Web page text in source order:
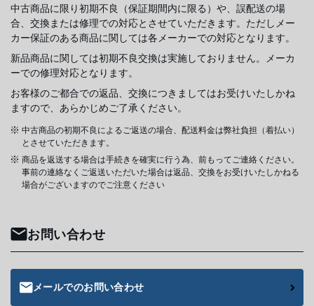
中古商品に限り初期不良（保証期間内に限る）や、誤配送の場
合、交換または修理での対応とさせていただきます。ただしメー
カー保証のある商品に関しては各メーカーでの対応となります。
新品商品に関しては初期不良交換は実施しておりません。メーカ
ーでの修理対応となります。
お客様のご都合での返品、交換につきましてはお受けいたしかね
ますので、あらかじめご了承ください。
中古商品の初期不良によるご返送の場合、配送料金は弊社負担（着払い）
とさせていただきます。
商品を返送する場合は手続きを確実に行う為、前もってご連絡ください。
事前の連絡なくご返送いただいた場合は返品、交換をお受けいたしかねる
場合がございますのでご注意ください
お問い合わせ
メールでのお問い合わせ